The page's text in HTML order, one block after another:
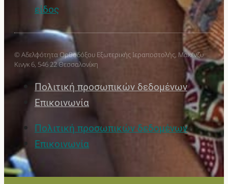
είδος
© Αδελφότητα Ορθοδόξου Εξωτερικής Ιεραποστολής, Μακένζυ
Κινγκ 6, 546 22 Θεσσαλονίκη
Πολιτική προσωπικών δεδομένων
Επικοινωνία
Πολιτική προσωπικών δεδομένων
Επικοινωνία